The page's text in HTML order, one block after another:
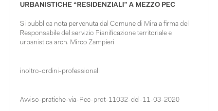
URBANISTICHE “RESIDENZIALI” A MEZZO PEC
Si pubblica nota pervenuta dal Comune di Mira a firma del
Responsabile del servizio Pianificazione territoriale e
urbanistica arch. Mirco Zampieri
inoltro-ordini-professionali
Avviso-pratiche-via-Pec-prot-11032-del-11-03-2020